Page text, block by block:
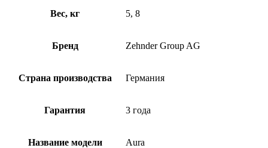
Вес, кг 5, 8
Бренд Zehnder Group AG
Страна производства Германия
Гарантия 3 года
Название модели Aura